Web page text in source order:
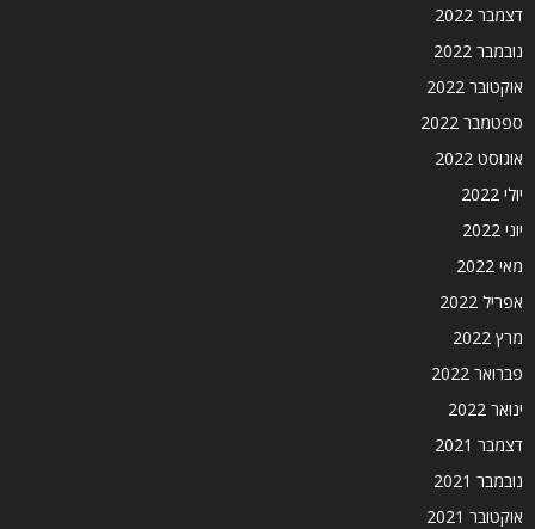
דצמבר 2022
נובמבר 2022
אוקטובר 2022
ספטמבר 2022
אוגוסט 2022
יולי 2022
יוני 2022
מאי 2022
אפריל 2022
מרץ 2022
פברואר 2022
ינואר 2022
דצמבר 2021
נובמבר 2021
אוקטובר 2021